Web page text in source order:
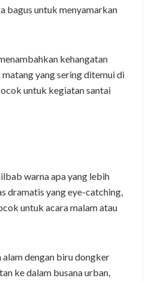
bagus untuk menyamarkan
kehangatan
yang sering ditemui di
untuk kegiatan santai
warna apa yang lebih
dramatis yang eye-catching,
untuk acara malam atau
alam dengan biru dongker
ke dalam busana urban,